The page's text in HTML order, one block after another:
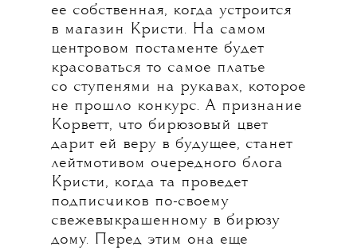
ее собственная, когда устроится
в магазин Кристи. На самом
центровом постаменте будет
красоваться то самое платье
со ступенями на рукавах, которое
не прошло конкурс. А признание
Корветт, что бирюзовый цвет
дарит ей веру в будущее, станет
лейтмотивом очередного блога
Кристи, когда та проведет
подписчиков по-своему
свежевыкрашенному в бирюзу
дому. Перед этим она еще